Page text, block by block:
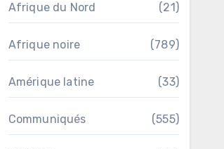
Afrique du Nord (21)
Afrique noire (789)
Amérique latine (33)
Communiqués (555)